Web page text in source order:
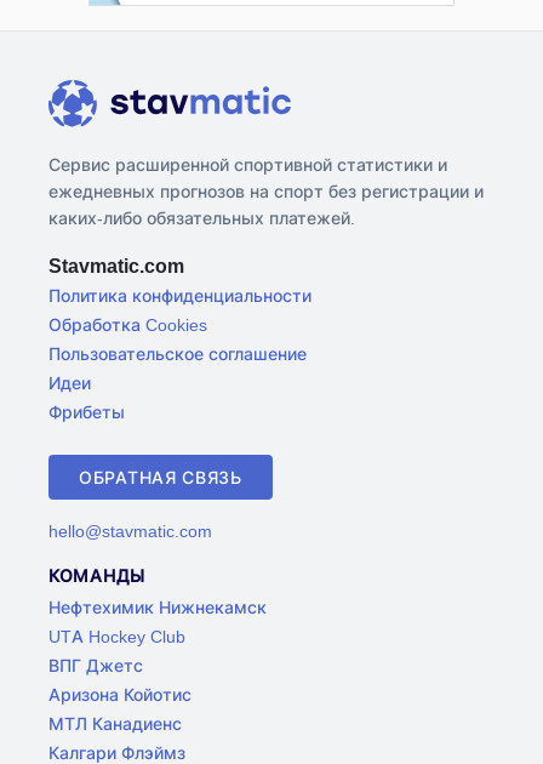
Сервис расширенной спортивной статистики и
ежедневных прогнозов на спорт без регистрации и
каких-либо обязательных платежей.
Stavmatic.com
Политика конфиденциальности
Обработка Cookies
Пользовательское соглашение
Идеи
Фрибеты
ОБРАТНАЯ СВЯЗЬ
hello@stavmatic.com
КОМАНДЫ
Нефтехимик Нижнекамск
UTA Hockey Club
ВПГ Джетс
Аризона Койотис
МТЛ Канадиенс
Калгари Флэймз